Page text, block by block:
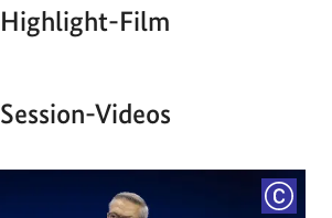
Highlight-Film
Aktueller
00:00| 00:00
Session-Videos